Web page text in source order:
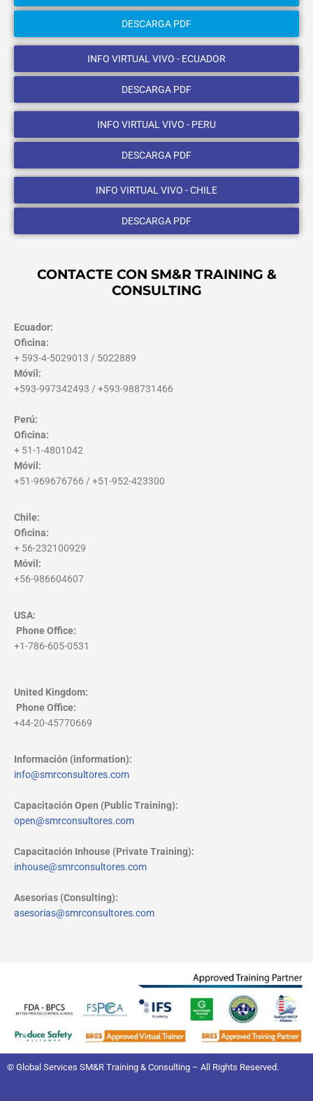
DESCARGA PDF
INFO VIRTUAL VIVO - ECUADOR
DESCARGA PDF
INFO VIRTUAL VIVO - PERU
DESCARGA PDF
INFO VIRTUAL VIVO - CHILE
DESCARGA PDF
CONTACTE CON SM&R TRAINING &
CONSULTING
Ecuador:
Oficina:
+ 593-4-5029013 / 5022889
Móvil:
+593-997342493 / +593-988731466
Perú:
Oficina:
+ 51-1-4801042
Móvil:
+51-969676766 / +51-952-423300
Chile:
Oficina:
+ 56-232100929
Móvil:
+56-986604607
USA:
Phone Office:
+1-786-605-0531
United Kingdom:
Phone Office:
+44-20-45770669
Información (information):
info@smrconsultores.com
Capacitación Open (Public Training):
open@smrconsultores.com
Capacitación Inhouse (Private Training):
inhouse@smrconsultores.com
Asesorias (Consulting):
asesorias@smrconsultores.com
© Global Services SM&R Training & Consulting – All Rights Reserved.